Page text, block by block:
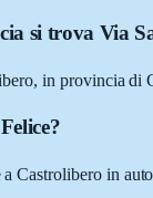
si trova Via
in provincia di
Castrolibero in